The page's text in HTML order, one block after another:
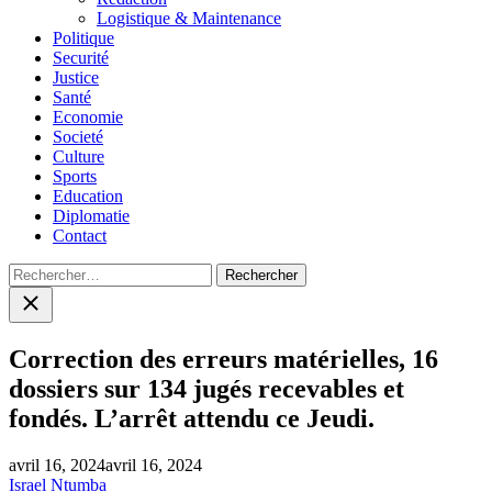
Logistique & Maintenance
Politique
Securité
Justice
Santé
Economie
Societé
Culture
Sports
Education
Diplomatie
Contact
Rechercher :
Close
search
Correction des erreurs matérielles, 16
dossiers sur 134 jugés recevables et
fondés. L’arrêt attendu ce Jeudi.
avril 16, 2024avril 16, 2024
Israel Ntumba